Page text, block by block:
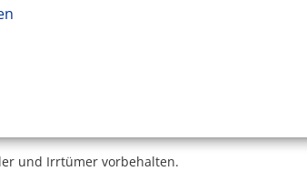
und Irrtümer vorbehalten.